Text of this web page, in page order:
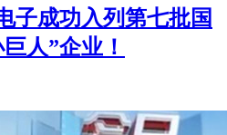
子成功入列第七批国
人”企业！